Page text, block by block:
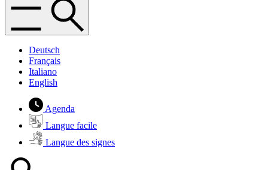
Deutsch
Français
Italiano
English
Agenda
Langue facile
Langue des signes